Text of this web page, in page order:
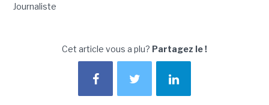
Journaliste
Cet article vous a plu? Partagez le !